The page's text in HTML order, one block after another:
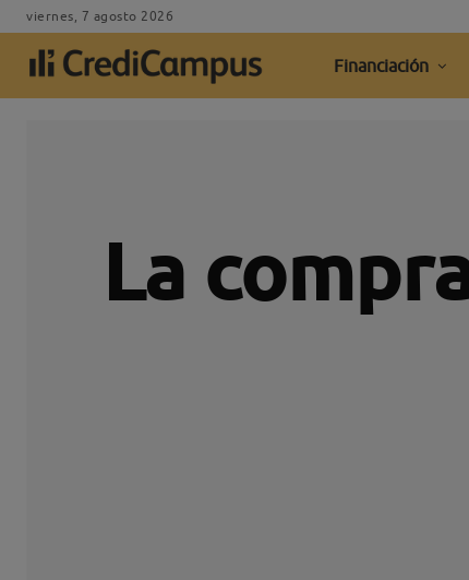
viernes, 7 agosto 2026
Financiación
La